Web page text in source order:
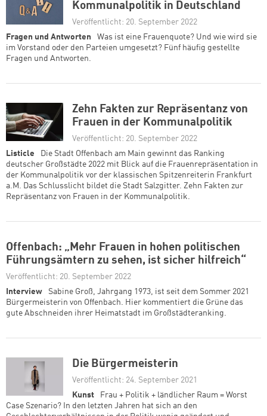
Kommunalpolitik in Deutschland
Veröffentlicht: 20. September 2022
Fragen und Antworten
Was ist eine Frauenquote? Und wie wird sie
im Vorstand oder den Parteien umgesetzt? Fünf häufig gestellte
Fragen und Antworten.
Zehn Fakten zur Repräsentanz von
Frauen in der Kommunalpolitik
Veröffentlicht: 20. September 2022
Listicle
Die Stadt Offenbach am Main gewinnt das Ranking
deutscher Großstädte 2022 mit Blick auf die Frauenrepräsentation in
der Kommunalpolitik vor der klassischen Spitzenreiterin Frankfurt
a.M. Das Schlusslicht bildet die Stadt Salzgitter. Zehn Fakten zur
Repräsentanz von Frauen in der Kommunalpolitik.
Offenbach: „Mehr Frauen in hohen politischen
Führungsämtern zu sehen, ist sicher hilfreich“
Veröffentlicht: 20. September 2022
Interview
Sabine Groß, Jahrgang 1973, ist seit dem Sommer 2021
Bürgermeisterin von Offenbach. Hier kommentiert die Grüne das
gute Abschneiden ihrer Heimatstadt im Großstädteranking.
Die Bürgermeisterin
Veröffentlicht: 24. September 2021
Kunst
Frau + Politik + ländlicher Raum = Worst
Case Szenario? In den letzten Jahren hat sich an den